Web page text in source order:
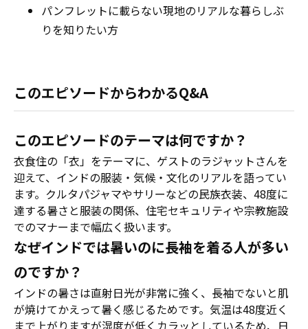
パンフレットに載らない現地のリアルな暮らしぶ
りを知りたい方
このエピソードからわかるQ&A
このエピソードのテーマは何ですか？
衣食住の「衣」をテーマに、ゲストのラジャットさんを
迎えて、インドの服装・気候・文化のリアルを語ってい
ます。クルタパジャマやサリーなどの民族衣装、48度に
達する暑さと服装の関係、住宅セキュリティや宗教施設
でのマナーまで幅広く扱います。
なぜインドでは暑いのに長袖を着る人が多い
のですか？
インドの暑さは直射日光が非常に強く、長袖でないと肌
が焼けてかえって暑く感じるためです。気温は48度近く
まで上がりますが湿度が低くカラッとしているため、日